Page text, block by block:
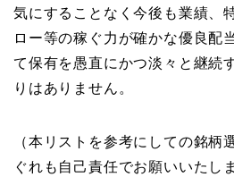
気にすることなく今後も業績、
ロー等の稼ぐ力が確かな優良配
て保有を愚直にかつ淡々と継続
りはありません。
（本リストを参考にしての銘柄
ぐれも自己責任でお願いいたし